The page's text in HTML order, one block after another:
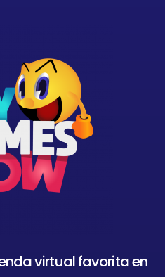
virtual favorita en